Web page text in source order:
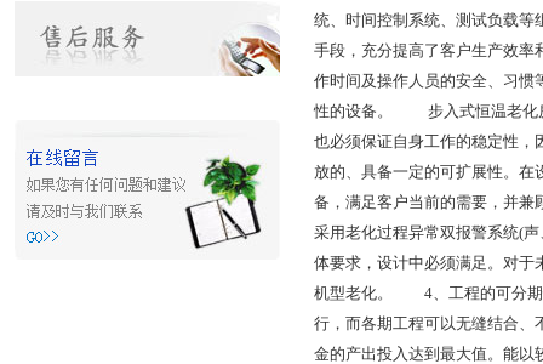
统、时间控制系统、测试负载
手段，充分提高了客户生产效
作时间及操作人员的安全、习
性的设备。 步入式恒温老化
也必须保证自身工作的稳定性
放的、具备一定的可扩展性。
备，满足客户当前的需要，并
采用老化过程异常双报警系统
体要求，设计中必须满足。对
机型老化。 4、工程的可分期
行，而各期工程可以无缝结合
金的产出投入达到最大值。能